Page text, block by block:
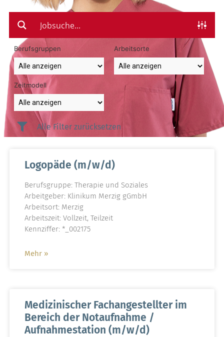
Berufsgruppen Arbeitsorte
Zeitmodell
Alle Filter zurücksetzen
Logopäde (m/w/d)
Berufsgruppe: Therapie und Soziales
Arbeitgeber: Klinikum Merzig gGmbH
Arbeitsort: Merzig
Arbeitszeit: Vollzeit, Teilzeit
Kennziffer: *_002175
Mehr »
Medizinischer Fachangestellter im
Bereich der Notaufnahme /
Aufnahmestation (m/w/d)